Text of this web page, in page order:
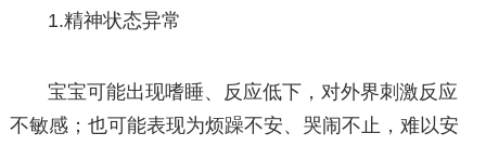
1.精神状态异常
宝宝可能出现嗜睡、反应低下，对外界刺激反应
不敏感；也可能表现为烦躁不安、哭闹不止，难以安